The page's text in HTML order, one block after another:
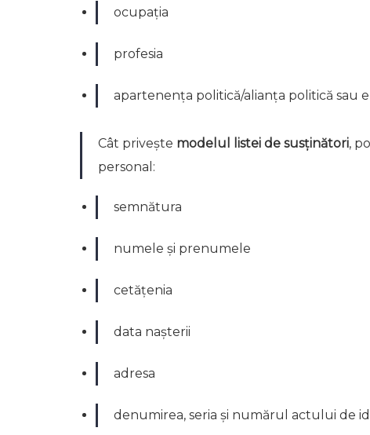
ocupația
profesia
apartenența politică/alianța politică sau
Cât privește modelul listei de susținători,
personal:
semnătura
numele și prenumele
cetățenia
data nașterii
adresa
denumirea, seria și numărul actului de